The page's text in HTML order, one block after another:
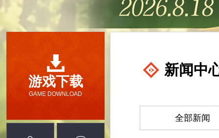
游戏下载
GAME DOWNLOAD
新闻中
全部新闻